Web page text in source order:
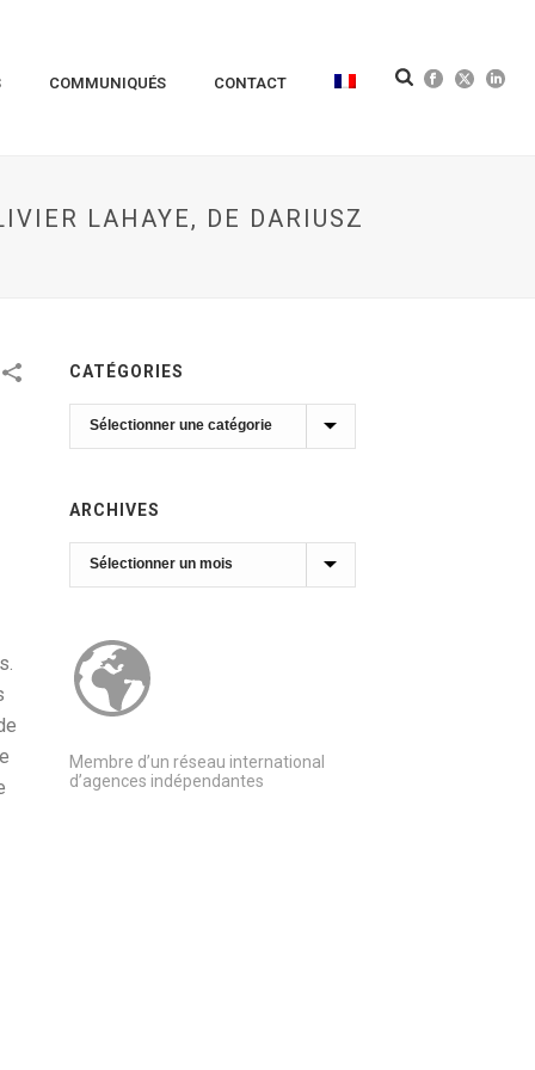
COMMUNIQUÉS CONTACT
LAHAYE, DE DARIUSZ
CATÉGORIES
Catégories
ARCHIVES
Archives
Membre d’un réseau international
d’agences indépendantes